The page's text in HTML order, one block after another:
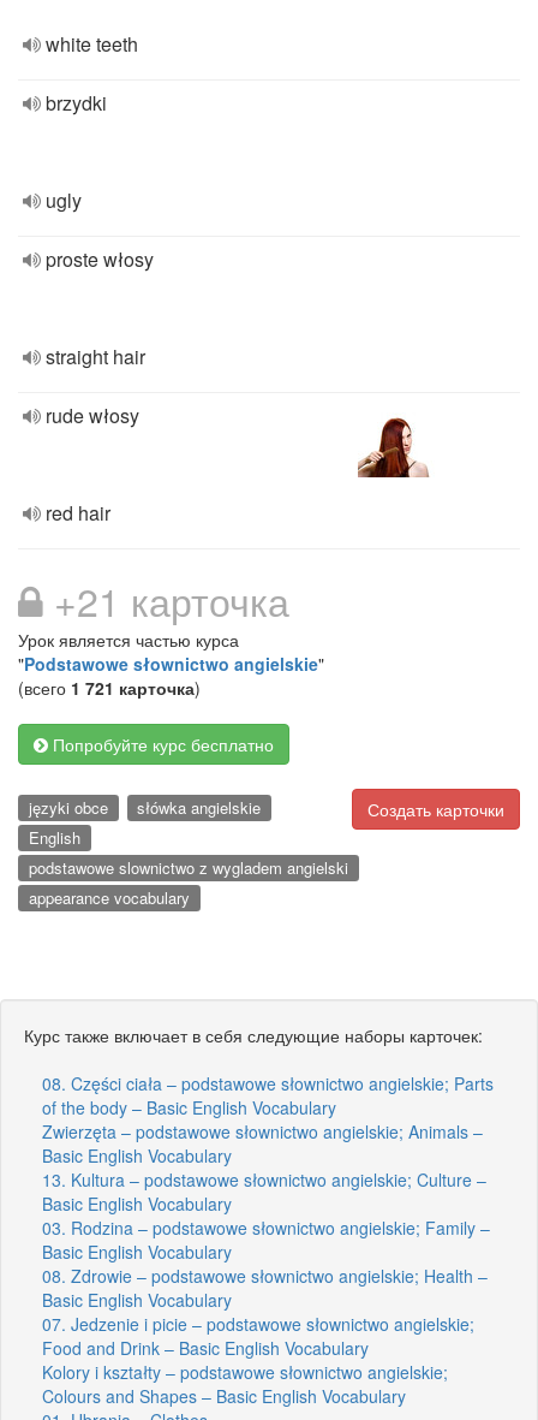
white teeth
brzydki
ugly
proste włosy
straight hair
rude włosy
red hair
+21 карточка
Урок является частью курса
"Podstawowe słownictwo angielskie"
(всего 1 721 карточка)
Попробуйте курс бесплатно
Создать карточки
języki obce
słówka angielskie
English
podstawowe slownictwo z wygladem angielski
appearance vocabulary
Курс также включает в себя следующие наборы карточек:
08. Części ciała – podstawowe słownictwo angielskie; Parts
of the body – Basic English Vocabulary
Zwierzęta – podstawowe słownictwo angielskie; Animals –
Basic English Vocabulary
13. Kultura – podstawowe słownictwo angielskie; Culture –
Basic English Vocabulary
03. Rodzina – podstawowe słownictwo angielskie; Family –
Basic English Vocabulary
08. Zdrowie – podstawowe słownictwo angielskie; Health –
Basic English Vocabulary
07. Jedzenie i picie – podstawowe słownictwo angielskie;
Food and Drink – Basic English Vocabulary
Kolory i kształty – podstawowe słownictwo angielskie;
Colours and Shapes – Basic English Vocabulary